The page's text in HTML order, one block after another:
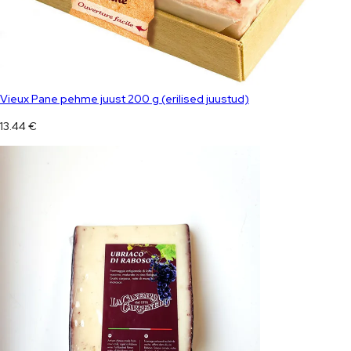
Vieux Pane pehme juust 200 g (erilised juustud)
13.44€